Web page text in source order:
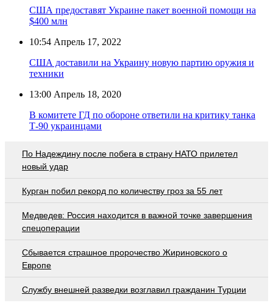
США предоставят Украине пакет военной помощи на
$400 млн
10:54 Апрель 17, 2022
США доставили на Украину новую партию оружия и
техники
13:00 Апрель 18, 2020
В комитете ГД по обороне ответили на критику танка
Т-90 украинцами
По Надеждину после побега в страну НАТО прилетел
новый удар
Курган побил рекорд по количеству гроз за 55 лет
Медведев: Россия находится в важной точке завершения
спецоперации
Сбывается страшное пророчество Жириновского о
Европе
Службу внешней разведки возглавил гражданин Турции